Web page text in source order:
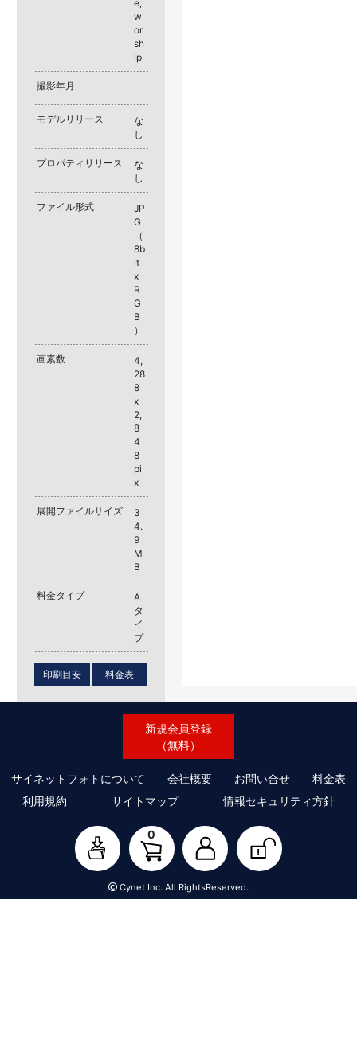
e,
w
or
sh
ip
撮影年月
モデルリリース
な
し
プロパティリリース
な
し
ファイル形式
JP
G
（
8b
it
x
R
G
B
）
画素数
4,
28
8
x
2,
8
4
8
pi
x
展開ファイルサイズ
3
4.
9
M
B
料金タイプ
A
タ
イ
プ
印刷目安 料金表
新規会員登録
（無料）
サイネットフォトについて 会社概要 お問い合せ
料金表
利用規約
サイトマップ 情報セキュリティ方針
0
Cynet Inc. All RightsReserved.